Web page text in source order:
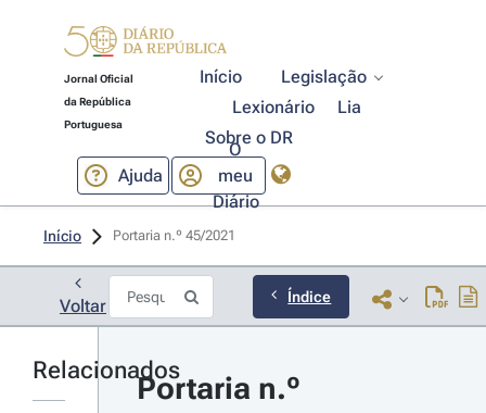
Jornal Oficial
da República
Portuguesa
Início
Legislação
Lexionário
Lia
Sobre o DR
Ajuda
O
meu
Diário
Início Portaria n.º 45/2021
Voltar Índice
Relacionados
Portaria n.º